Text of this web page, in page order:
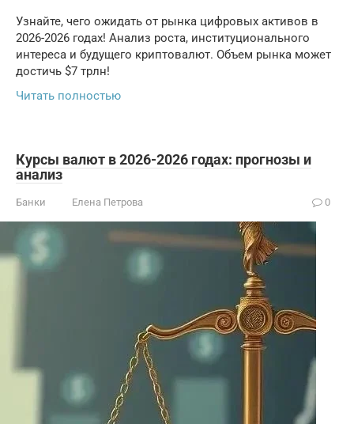
Узнайте, чего ожидать от рынка цифровых активов в
2026-2026 годах! Анализ роста, институционального
интереса и будущего криптовалют. Объем рынка может
достичь $7 трлн!
Читать полностью
Курсы валют в 2026-2026 годах: прогнозы и
анализ
Банки Елена Петрова 0